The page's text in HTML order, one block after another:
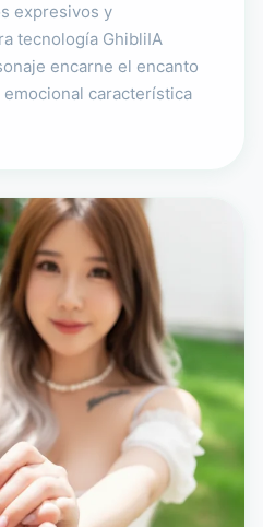
expresivos y
tecnología GhibliIA
encarne el encanto
característica